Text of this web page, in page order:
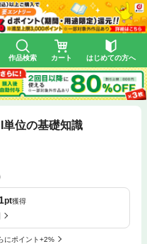
作品検索 カート はじめての方へ
位の基礎知識
pt獲得
にポイント+2%